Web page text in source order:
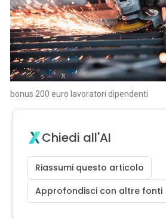
bonus 200 euro lavoratori dipendenti
Chiedi all'AI
Riassumi questo articolo
Approfondisci con altre fonti